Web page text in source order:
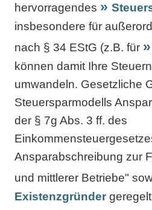
hervorragendes
insbesondere für
nach § 34 EStG (z.B. für
können damit Ihre
umwandeln. Gesetzliche
Steuersparmodells
der § 7g Abs. 3 ff. des
Ansparabschreibung zur
und mittlerer Betriebe"
Existenzgründer